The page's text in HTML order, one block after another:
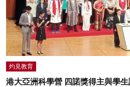
灼見教育
港大亞洲科學營 四諾獎得主與學